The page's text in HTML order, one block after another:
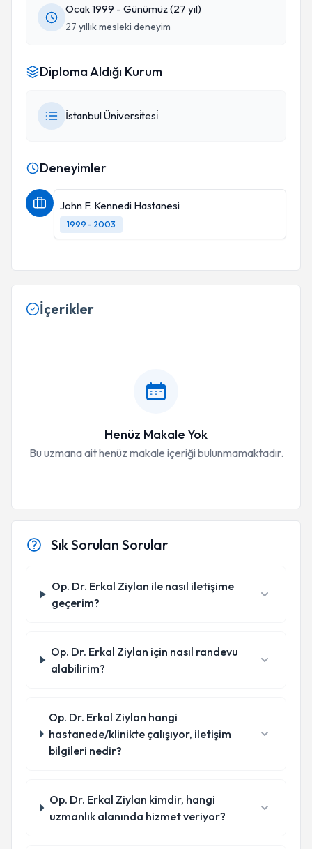
Ocak 1999 - Günümüz (27 yıl)
27 yıllık mesleki deneyim
Diploma Aldığı Kurum
İstanbul Üni̇versi̇tesi̇
Deneyimler
John F. Kennedi Hastanesi
1999 - 2003
İçerikler
Henüz Makale Yok
Bu uzmana ait henüz makale içeriği bulunmamaktadır.
Sık Sorulan Sorular
Op. Dr. Erkal Ziylan ile nasıl iletişime
geçerim?
Op. Dr. Erkal Ziylan için nasıl randevu
alabilirim?
Op. Dr. Erkal Ziylan hangi
hastanede/klinikte çalışıyor, iletişim
bilgileri nedir?
Op. Dr. Erkal Ziylan kimdir, hangi
uzmanlık alanında hizmet veriyor?